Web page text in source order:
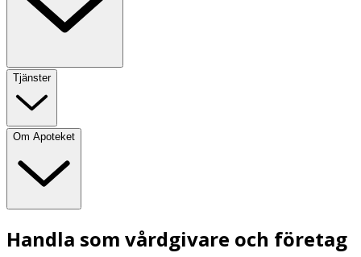
Tjänster
Om Apoteket
Handla som vårdgivare och företag